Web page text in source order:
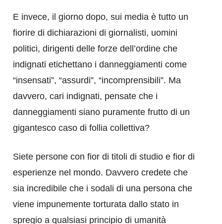
E invece, il giorno dopo, sui media è tutto un
fiorire di dichiarazioni di giornalisti, uomini
politici, dirigenti delle forze dell’ordine che
indignati etichettano i danneggiamenti come
“insensati”, “assurdi”, “incomprensibili”. Ma
davvero, cari indignati, pensate che i
danneggiamenti siano puramente frutto di un
gigantesco caso di follia collettiva?
Siete persone con fior di titoli di studio e fior di
esperienze nel mondo. Davvero credete che
sia incredibile che i sodali di una persona che
viene impunemente torturata dallo stato in
spregio a qualsiasi principio di umanità